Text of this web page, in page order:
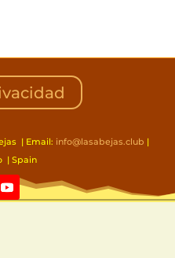
| Email: info@lasabejas.club |
| Spain